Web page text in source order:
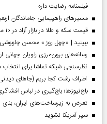
فیلمنامه رضایت دارم
مسیر‌های راهپیمایی جاماندگان
قیمت سکه و طلا در بازار آزاد در ۱۰ مرداد ۱۴۰۵
ببینید | «چهل روز » محسن
رسانه‌های برون‌مرزی راویان جهانی
نظرسنجی شبکه تماشا برای
اطراف رشت کجا بریم (جاهای
باج‌نیوزها؛ باج‌گیری در لباس
تعرض به زیرساخت‌های ایران، بنای
سپر آمریکا نشوید